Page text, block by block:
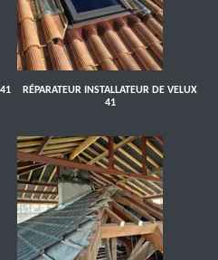
RÉPARATEUR INSTALLATEUR DE VELUX
41